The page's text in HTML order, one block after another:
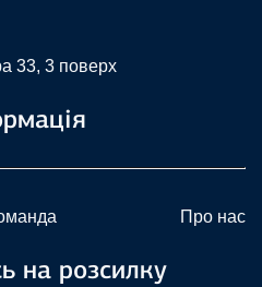
33, 3 поверх
Про нас
на розсилку